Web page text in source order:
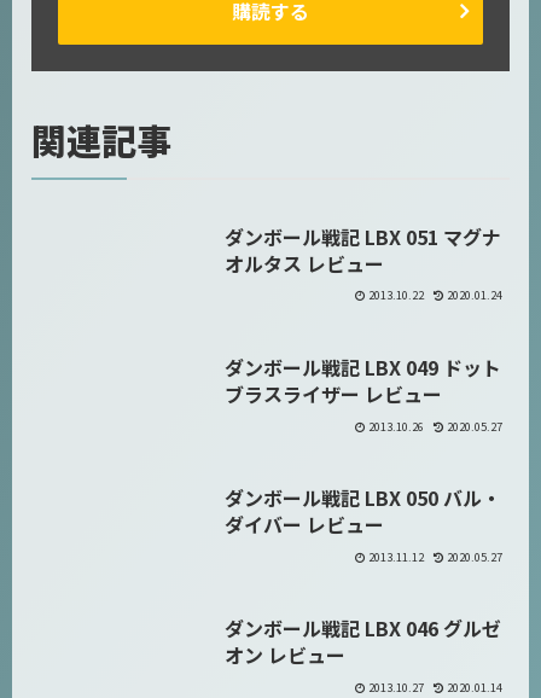
購読する
関連記事
ダンボール戦記 LBX 051 マグナ
オルタス レビュー
2013.10.22 2020.01.24
ダンボール戦記 LBX 049 ドット
ブラスライザー レビュー
2013.10.26 2020.05.27
ダンボール戦記 LBX 050 バル・
ダイバー レビュー
2013.11.12 2020.05.27
ダンボール戦記 LBX 046 グルゼ
オン レビュー
2013.10.27 2020.01.14